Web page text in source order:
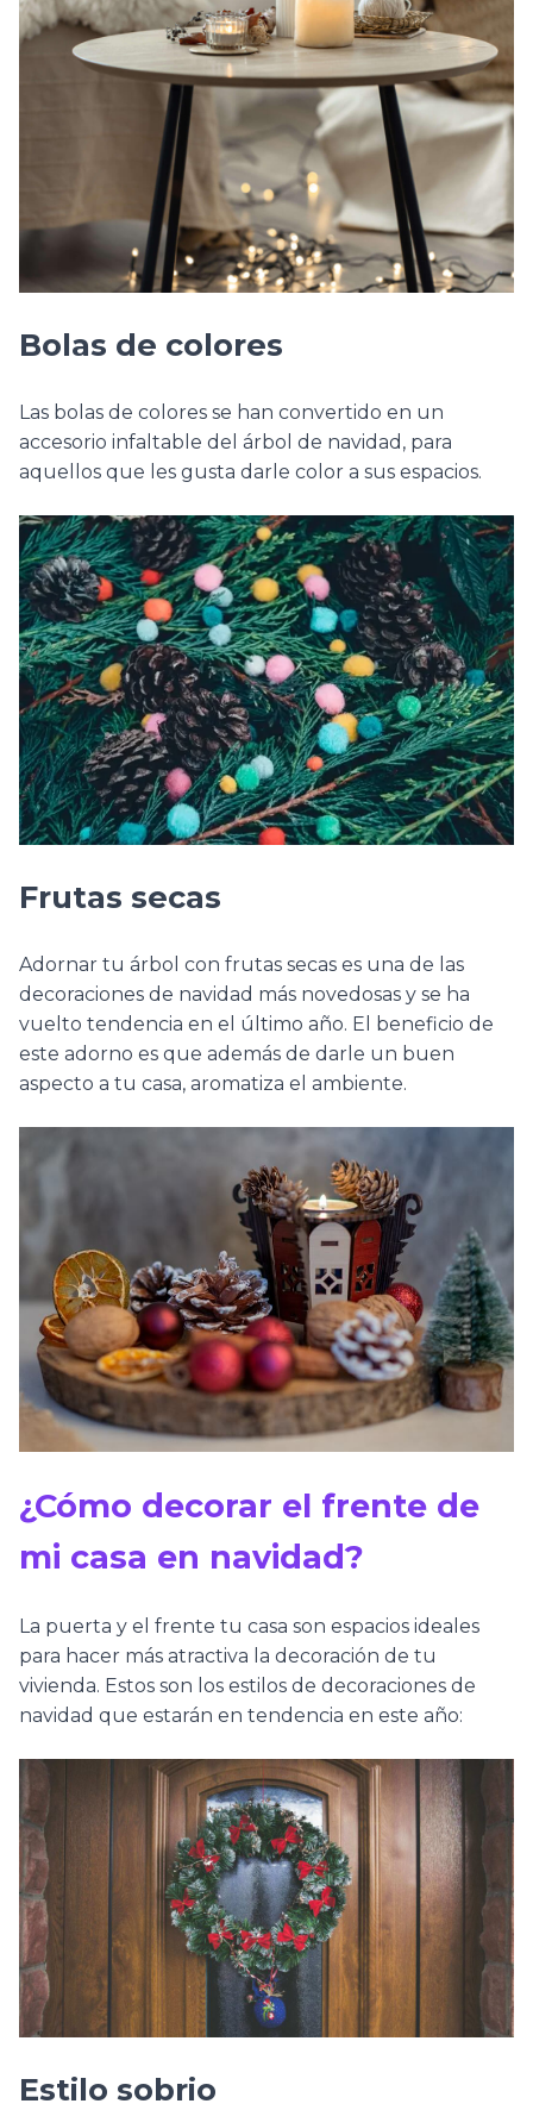
Bolas de colores
Las bolas de colores se han convertido en un
accesorio infaltable del árbol de navidad, para
aquellos que les gusta darle color a sus espacios.
Frutas secas
Adornar tu árbol con frutas secas es una de las
decoraciones de navidad más novedosas y se ha
vuelto tendencia en el último año. El beneficio de
este adorno es que además de darle un buen
aspecto a tu casa, aromatiza el ambiente.
¿Cómo decorar el frente de
mi casa en navidad?
La puerta y el frente tu casa son espacios ideales
para hacer más atractiva la decoración de tu
vivienda. Estos son los estilos de decoraciones de
navidad que estarán en tendencia en este año:
Estilo sobrio